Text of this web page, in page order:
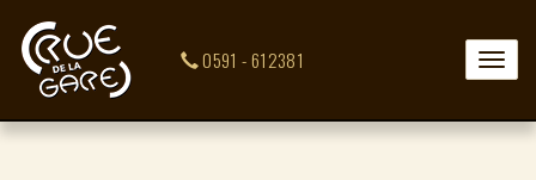
Toggle
0591 - 612381